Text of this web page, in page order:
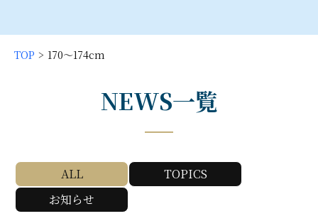
TOP 170〜174cm
NEWS一覧
ALL
TOPICS
お知らせ